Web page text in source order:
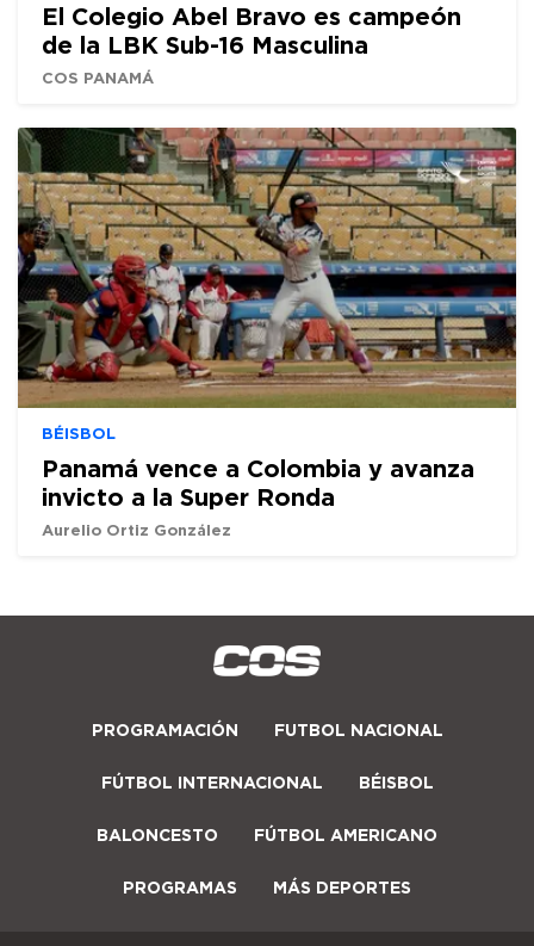
El Colegio Abel Bravo es campeón
de la LBK Sub-16 Masculina
COS PANAMÁ
BÉISBOL
Panamá vence a Colombia y avanza
invicto a la Super Ronda
Aurelio Ortiz González
PROGRAMACIÓN FUTBOL NACIONAL
FÚTBOL INTERNACIONAL BÉISBOL
BALONCESTO FÚTBOL AMERICANO
PROGRAMAS MÁS DEPORTES